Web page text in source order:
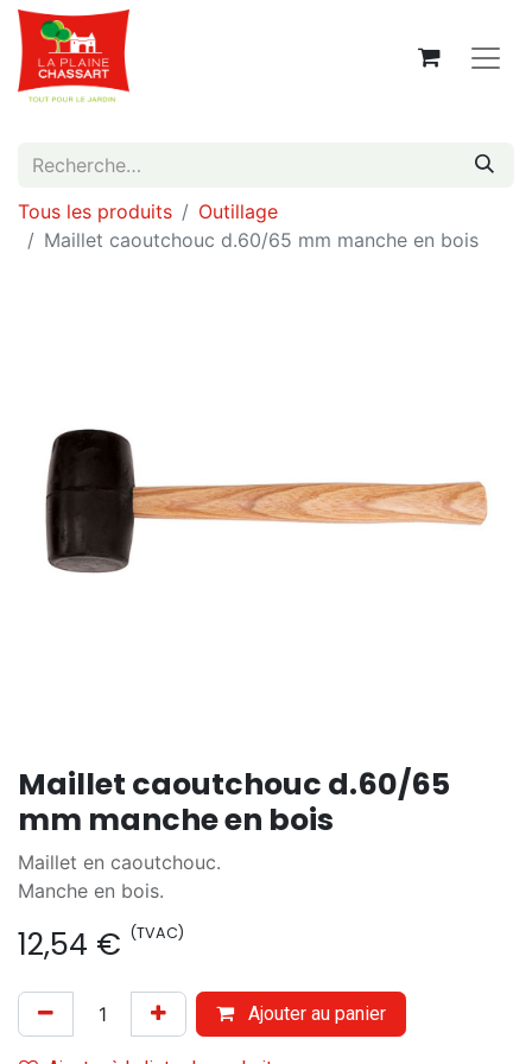
Tous les produits
Outillage
Maillet caoutchouc d.60/65 mm manche en bois
Maillet caoutchouc d.60/65
mm manche en bois
Maillet en caoutchouc.
Manche en bois.
12,54 € (TVAC)
Ajouter au panier